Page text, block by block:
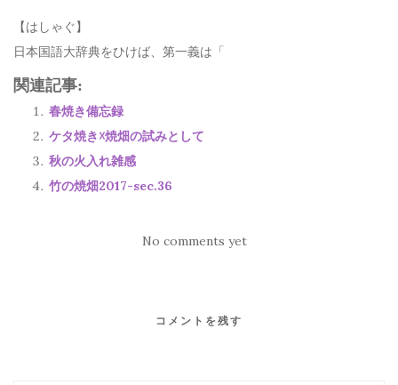
【はしゃぐ】
日本国語大辞典をひけば、第一義は「
関連記事:
春焼き備忘録
ケタ焼き☓焼畑の試みとして
秋の火入れ雑感
竹の焼畑2017-sec.36
No comments yet
コメントを残す